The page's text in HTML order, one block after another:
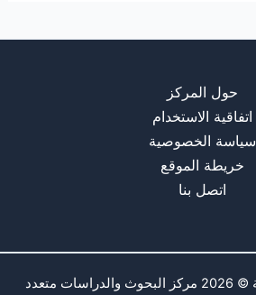
حول المركز
اتفاقية الاستخدام
سياسة الخصوصية
خريطة الموقع
اتصل بنا
جميع الحقوق محفوظة © 2026 مركز البحوث والدراسات متعدد